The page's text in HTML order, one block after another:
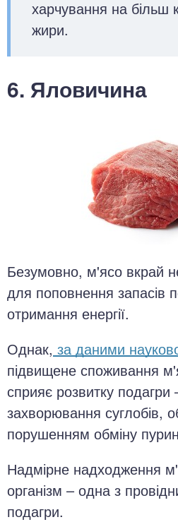
харчування на більш
жири.
6. Яловичина
Безумовно, м'ясо вкрай
для поповнення запасів
отримання енергії.
Однак, за даними
підвищене споживання
сприяє розвитку подагри
захворювання суглобів,
порушенням обміну
Надмірне надходження
організм – одна з
подагри.